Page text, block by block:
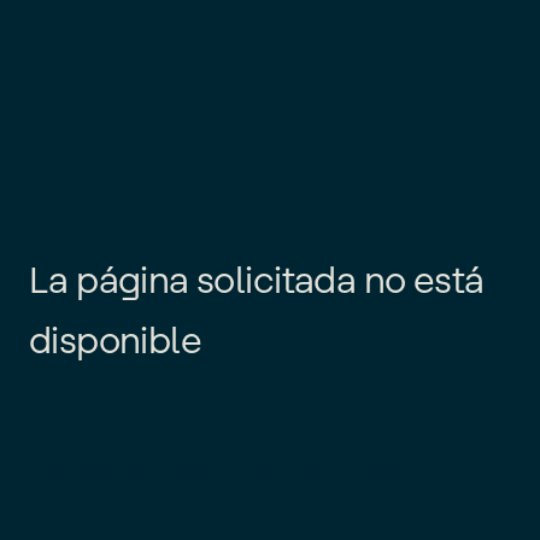
La página solicitada no está
disponible